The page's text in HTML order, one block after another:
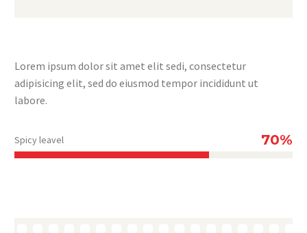
Lorem ipsum dolor sit amet elit sedi, consectetur
adipisicing elit, sed do eiusmod tempor incididunt ut
labore.
Spicy leavel 70%